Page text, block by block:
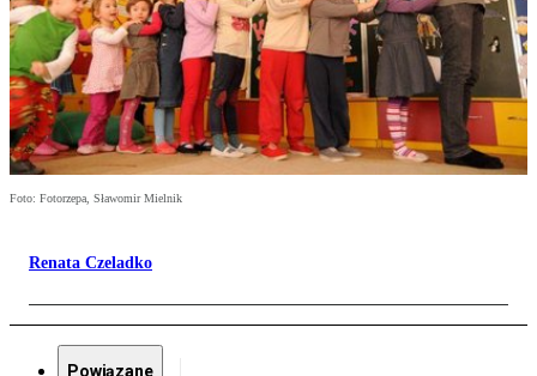
Foto: Fotorzepa, Sławomir Mielnik
Renata Czeladko
Powiązane